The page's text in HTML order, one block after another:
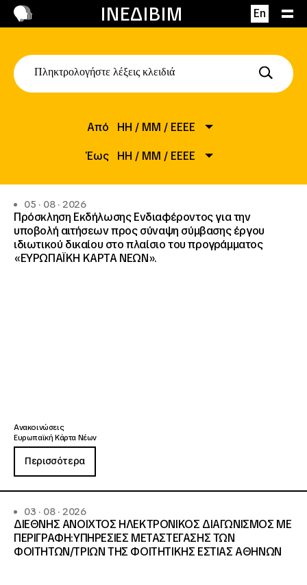
ΙΝΕΔΙΒΙΜ En
Επικοινωνία
Από HH / MM / EEEE
Έως ΗΗ / ΜΜ / ΕΕΕΕ
05 · 08 · 2026
Πρόσκληση Εκδήλωσης Ενδιαφέροντος για την
υποβολή αιτήσεων προς σύναψη σύμβασης έργου
ιδιωτικού δικαίου στο πλαίσιο του προγράμματος
«ΕΥΡΩΠΑΪΚΗ ΚΑΡΤΑ ΝΕΩΝ».
Ανακοινώσεις
Ευρωπαϊκή Κάρτα Νέων
Περισσότερα
03 · 08 · 2026
ΔΙΕΘΝΗΣ ΑΝΟΙΧΤΟΣ ΗΛΕΚΤΡΟΝΙΚΟΣ ΔΙΑΓΩΝΙΣΜΟΣ ΜΕ
ΠΕΡΙΓΡΑΦΗ:ΥΠΗΡΕΣΙΕΣ METAΣΤΕΓΑΣΗΣ ΤΩΝ
ΦΟΙΤΗΤΩΝ/ΤΡΙΩΝ ΤΗΣ ΦΟΙΤΗΤΙΚΗΣ ΕΣΤΙΑΣ ΑΘΗΝΩΝ